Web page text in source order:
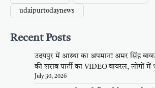
udaipurtodaynews
Recent Posts
उदयपुर में आस्था का अपमान! अमर सिंह
की शराब पार्टी का VIDEO वायरल, लोगों में
July 30, 2026